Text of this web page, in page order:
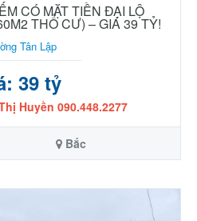
CÓ MẶT TIỀN ĐẠI LỘ
THỔ CƯ) – GIÁ 39 TỶ!
Tân Lập
39 tỷ
Huyền 090.448.2277
Bắc